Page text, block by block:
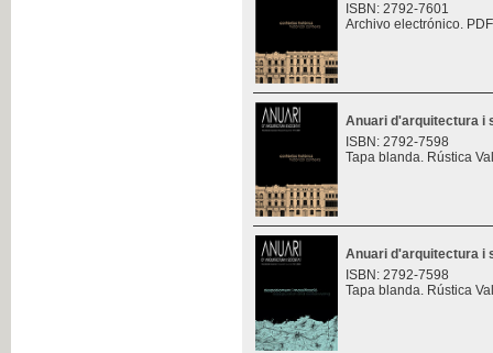
ISBN: 2792-7601
Archivo electrónico.
Anuari d'arquitectura i
ISBN: 2792-7598
Tapa blanda. Rústica
Anuari d'arquitectura i
ISBN: 2792-7598
Tapa blanda. Rústica